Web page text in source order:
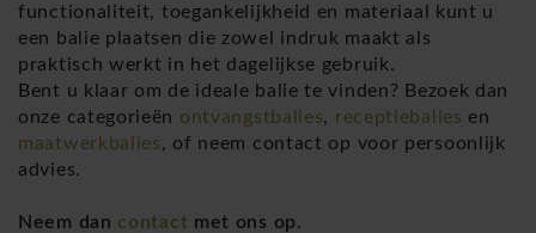
functionaliteit, toegankelijkheid en materiaal kunt u
een balie plaatsen die zowel indruk maakt als
praktisch werkt in het dagelijkse gebruik.
Bent u klaar om de ideale balie te vinden? Bezoek dan
onze categorieën ontvangstbalies, receptiebalies en
maatwerkbalies, of neem contact op voor persoonlijk
advies.
Neem dan contact met ons op.